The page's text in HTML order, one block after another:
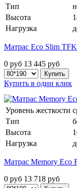
Тип
Высота
Нагрузка
Матрас Eco Slim TFK
0 руб 13 445 руб
Купить в один клик
Уровень жесткости
Тип
Высота
Нагрузка
Матрас Memory Eco
0 руб 13 718 руб